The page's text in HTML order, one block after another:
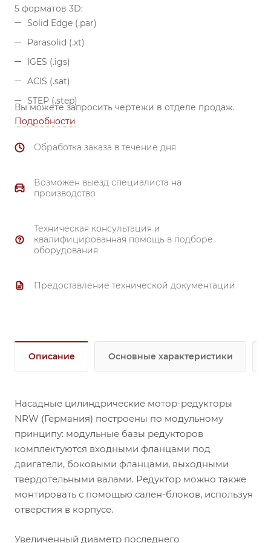
5 форматов 3D:
Solid Edge (.par)
Parasolid (.xt)
IGES (.igs)
ACIS (.sat)
STEP (.step)
Вы можете запросить чертежи в отделе продаж.
Подробности
Обработка заказа в течение дня
Возможен выезд специалиста на
производство
Техническая консультация и
квалифицированная помощь в подборе
оборудования
Предоставление технической документации
Описание Основные характеристики
Насадные цилиндрические мотор-редукторы
NRW (Германия) построены по модульному
принципу: модульные базы редукторов
комплектуются входными фланцами под
двигатели, боковыми фланцами, выходными
твердотельными валами. Редуктор можно также
монтировать с помощью сален-блоков, используя
отверстия в корпусе.
Увеличенный диаметр последнего